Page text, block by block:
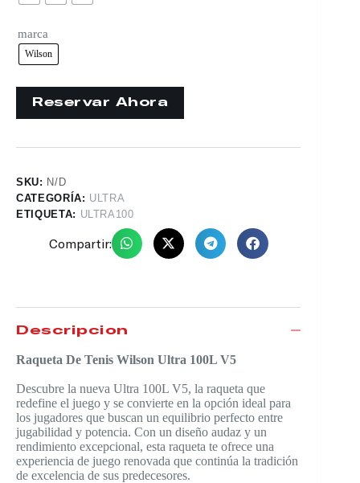
marca
Wilson
SKU: N/D
CATEGORÍA: ULTRA
ETIQUETA: ULTRA100
Compartir:
Descripción
Raqueta De Tenis Wilson Ultra 100L V5
Descubre la nueva Ultra 100L V5, la raqueta que
redefine el juego y se convierte en la opción ideal para
los jugadores que buscan un equilibrio perfecto entre
jugabilidad y potencia. Con un diseño audaz y un
rendimiento excepcional, esta raqueta te ofrece una
experiencia de juego renovada que continúa la tradición
de excelencia de sus predecesores.